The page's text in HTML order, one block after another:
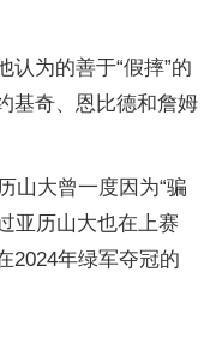
认为的善于“假摔”的
基奇、恩比德和詹姆
山大曾一度因为“骗
亚历山大也在上赛
2024年绿军夺冠的